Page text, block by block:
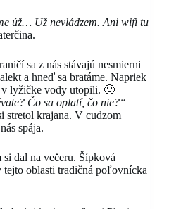
úž… Už nevládzem. Ani wifi tu
sa z nás stávajú nesmierni
a hneď sa bratáme. Napriek
v lyžičke vody utopili. 🙂
Čo sa oplatí, čo nie?“
stretol krajana. V cudzom
spája.
dal na večeru. Šípková
oblasti tradičná poľovnícka